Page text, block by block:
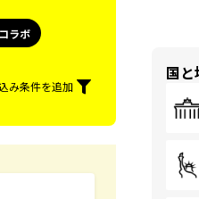
ラボ
み条件を追加
国